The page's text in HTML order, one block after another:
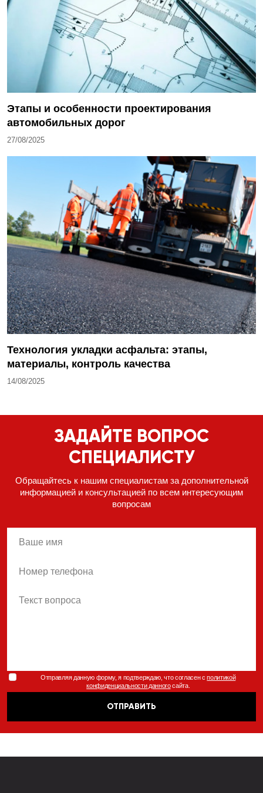
Этапы и особенности проектирования
автомобильных дорог
27/08/2025
Технология укладки асфальта: этапы,
материалы, контроль качества
14/08/2025
ЗАДАЙТЕ ВОПРОС
СПЕЦИАЛИСТУ
Обращайтесь к нашим специалистам за дополнительной
информацией и консультацией по всем интересующим
вопросам
Отправляя данную форму, я подтверждаю, что согласен сполитикой
конфиденциальности данногосайта.
ОТПРАВИТЬ